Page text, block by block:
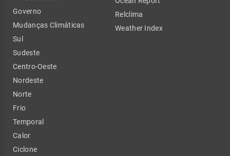
Governo
Mudanças Climáticas
Sul
Sudeste
Centro-Oeste
Nordeste
Norte
Frio
Temporal
Calor
Ciclone
Relclima
Weather Index